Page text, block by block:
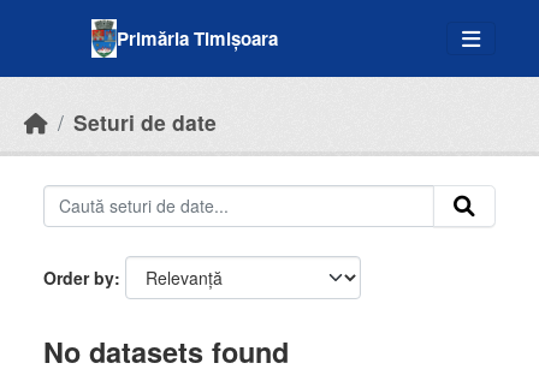
Primăria Timișoara
Seturi de date
Order by
No datasets found